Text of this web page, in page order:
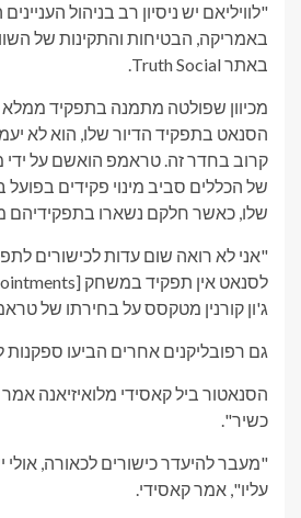
"לוויליאם יש ניסיון רב בניהול
באמריקה, הבטיחות והתקינות של
באתר Truth Social.
מכיוון שפולטה מתמנה בתפקיד ממלא
הסנאט בתפקיד הדיור שלו, הוא לא
קרוב בחדר זה. טראמפ הואשם על ידי
של הכללים סביב מינוי פקידים
שלו, כאשר חלקם נשארו בתפקידיהם מעבר ל-
"אני לא רואה שום עדות לכישורים
ג'ון קורנין מטקסס על בחירתו של
גם רפובליקנים אחרים הביעו ספקנות
הסנאטור ביל קאסידי מלואיזיאנה
כשיר".
"מעבר להיעדר כישורים לכאורה, אולי
עליו", אמר קאסידי.